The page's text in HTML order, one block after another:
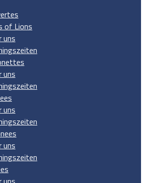
of Lions
uns
uns
uns
uns